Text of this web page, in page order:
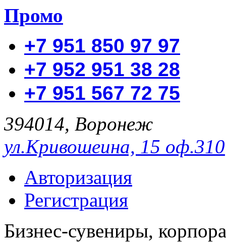
Промо
+7 951 850 97 97
+7 952 951 38 28
+7 951 567 72 75
394014, Воронеж
ул.Кривошеина, 15 оф.310
Авторизация
Регистрация
Бизнес-сувениры,